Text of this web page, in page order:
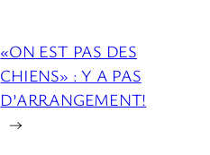
«ON EST PAS DES
CHIENS» : Y A PAS
D’ARRANGEMENT!
→